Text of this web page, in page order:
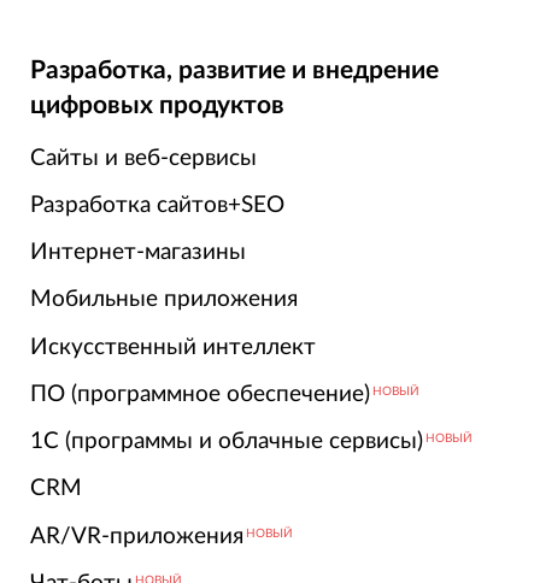
Разработка, развитие и внедрение
цифровых продуктов
Сайты и веб-сервисы
Разработка сайтов+SEO
Интернет-магазины
Мобильные приложения
Искусственный интеллект
ПО (программное обеспечение) НОВЫЙ
1С (программы и облачные сервисы) НОВЫЙ
CRM
AR/VR-приложения НОВЫЙ
НОВЫЙ